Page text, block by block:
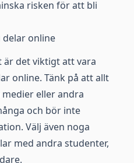
risken för att bli
online
är det viktigt att vara
online. Tänk på att allt
eller andra
och bör inte
Välj även noga
med andra studenter,